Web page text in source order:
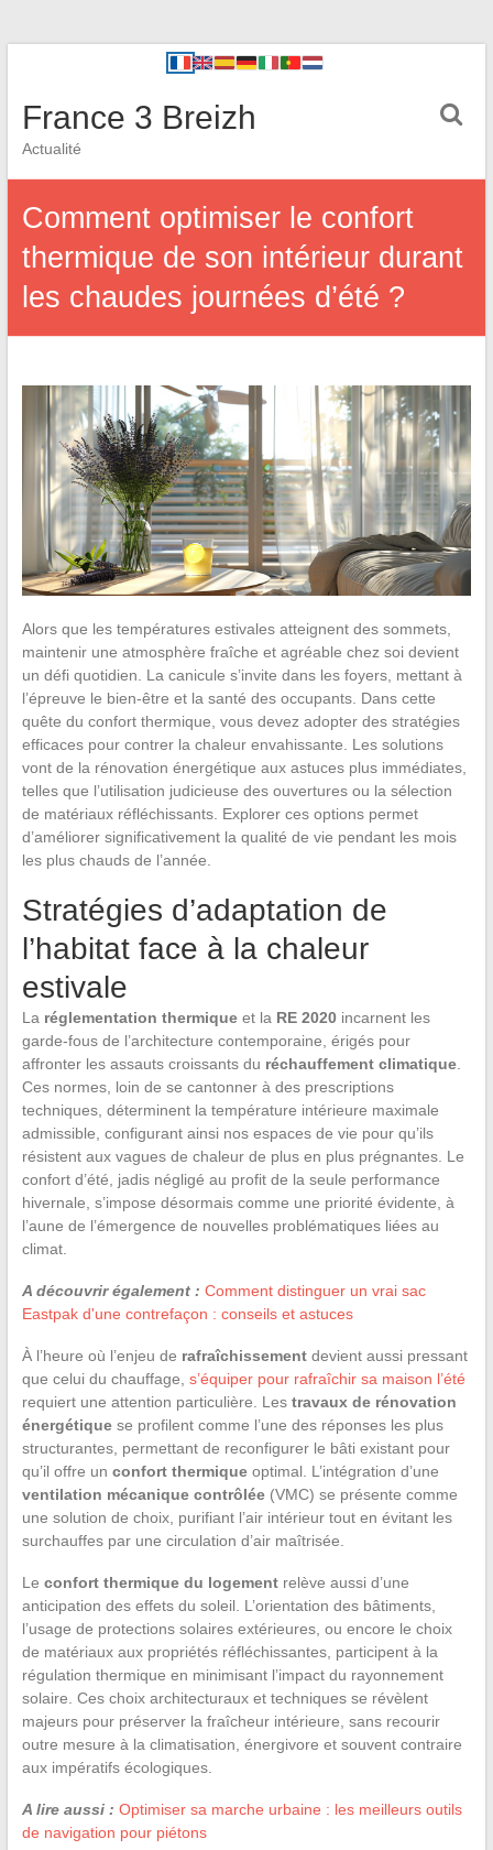
France 3 Breizh
Actualité
Comment optimiser le confort
thermique de son intérieur durant
les chaudes journées d’été ?
Alors que les températures estivales atteignent des sommets,
maintenir une atmosphère fraîche et agréable chez soi devient
un défi quotidien. La canicule s’invite dans les foyers, mettant à
l’épreuve le bien-être et la santé des occupants. Dans cette
quête du confort thermique, vous devez adopter des stratégies
efficaces pour contrer la chaleur envahissante. Les solutions
vont de la rénovation énergétique aux astuces plus immédiates,
telles que l’utilisation judicieuse des ouvertures ou la sélection
de matériaux réfléchissants. Explorer ces options permet
d’améliorer significativement la qualité de vie pendant les mois
les plus chauds de l’année.
Stratégies d’adaptation de
l’habitat face à la chaleur
estivale
La réglementation thermiqueet la RE 2020incarnent les
garde-fous de l’architecture contemporaine, érigés pour
affronter les assauts croissants du réchauffement climatique.
Ces normes, loin de se cantonner à des prescriptions
techniques, déterminent la température intérieure maximale
admissible, configurant ainsi nos espaces de vie pour qu’ils
résistent aux vagues de chaleur de plus en plus prégnantes. Le
confort d’été, jadis négligé au profit de la seule performance
hivernale, s’impose désormais comme une priorité évidente, à
l’aune de l’émergence de nouvelles problématiques liées au
climat.
A découvrir également : Comment distinguer un vrai sac
Eastpak d'une contrefaçon : conseils et astuces
À l’heure où l’enjeu de rafraîchissementdevient aussi pressant
que celui du chauffage, s’équiper pour rafraîchir sa maison l’été
requiert une attention particulière. Les travaux de rénovation
énergétiquese profilent comme l’une des réponses les plus
structurantes, permettant de reconfigurer le bâti existant pour
qu’il offre un confort thermiqueoptimal. L’intégration d’une
ventilation mécanique contrôlée(VMC) se présente comme
une solution de choix, purifiant l’air intérieur tout en évitant les
surchauffes par une circulation d’air maîtrisée.
Le confort thermique du logementrelève aussi d’une
anticipation des effets du soleil. L’orientation des bâtiments,
l’usage de protections solaires extérieures, ou encore le choix
de matériaux aux propriétés réfléchissantes, participent à la
régulation thermique en minimisant l’impact du rayonnement
solaire. Ces choix architecturaux et techniques se révèlent
majeurs pour préserver la fraîcheur intérieure, sans recourir
outre mesure à la climatisation, énergivore et souvent contraire
aux impératifs écologiques.
A lire aussi : Optimiser sa marche urbaine : les meilleurs outils
de navigation pour piétons